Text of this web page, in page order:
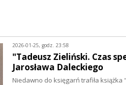
2026-01-25, godz. 23:58
"Tadeusz Zieliński. Czas
Jarosława Daleckiego
Niedawno do księgarń trafiła książka